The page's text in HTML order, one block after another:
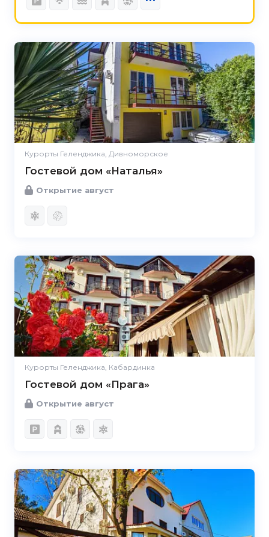
Курорты Геленджика, Дивноморское
Гостевой дом «Наталья»
Открытие август
Курорты Геленджика, Кабардинка
Гостевой дом «Прага»
Открытие август